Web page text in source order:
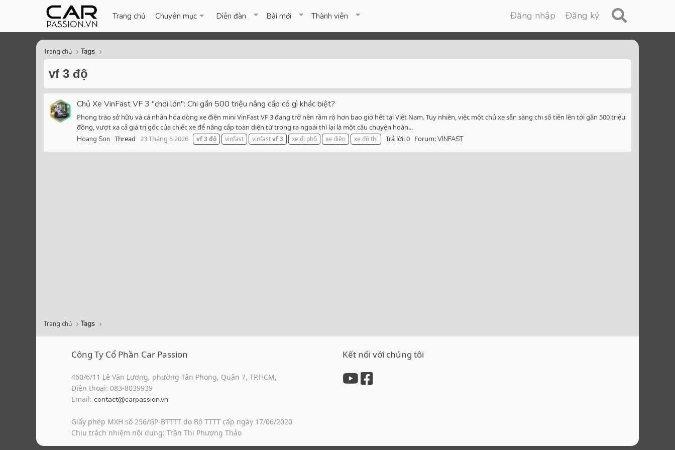
Trang chủ Chuyên mục Diễn đàn Bài mới Thành viên Đăng nhập Đăng ký
Trang chủ Tags
vf 3 độ
Chủ Xe VinFast VF 3 "chơi lớn": Chi gần 500 triệu nâng cấp có gì khác biệt?
Phong trào sở hữu và cá nhân hóa dòng xe điện mini VinFast VF 3 đang trở nên rầm rộ hơn bao giờ hết tại Việt Nam. Tuy nhiên, việc một chủ xe sẵn sàng chi số tiền lên tới gần 500 triệu
đồng, vượt xa cả giá trị gốc của chiếc xe để nâng cấp toàn diện từ trong ra ngoài thì lại là một câu chuyện hoàn...
Hoang Son Thread 23 Tháng 5 2026 vf3độ vinfast vinfastvf3 xe đi phố xe điện xe đô thị Trả lời: 0 Forum:VINFAST
Trang chủ Tags
Công Ty Cổ Phần Car Passion
460/6/11 Lê Văn Lương, phường Tân Phong, Quận 7, TP.HCM,
Điện thoại: 083-8039939
Email: contact@carpassion.vn
Giấy phép MXH số 256/GP-BTTTT do Bộ TTTT cấp ngày 17/06/2020
Chịu trách nhiệm nội dung: Trần Thị Phương Thảo
Kết nối với chúng tôi